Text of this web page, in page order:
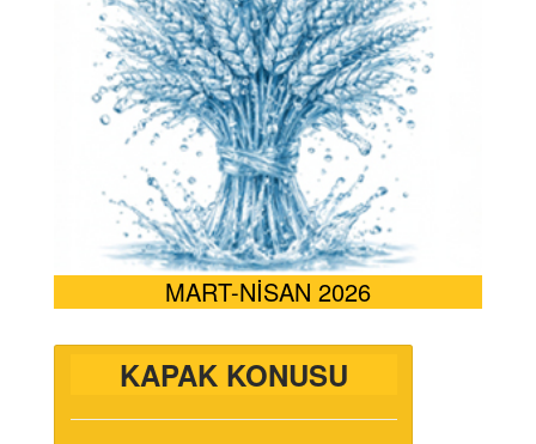
MART-NİSAN 2026
KAPAK KONUSU